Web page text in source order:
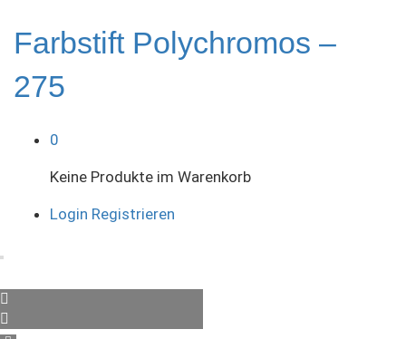
Farbstift Polychromos –
275
0
Keine Produkte im Warenkorb
Login Registrieren